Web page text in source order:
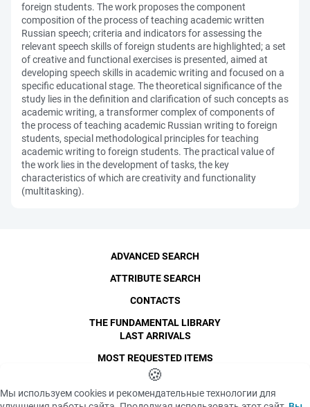
foreign students. The work proposes the component
composition of the process of teaching academic written
Russian speech; criteria and indicators for assessing the
relevant speech skills of foreign students are highlighted; a set
of creative and functional exercises is presented, aimed at
developing speech skills in academic writing and focused on a
specific educational stage. The theoretical significance of the
study lies in the definition and clarification of such concepts as
academic writing, a transformer complex of components of
the process of teaching academic Russian writing to foreign
students, special methodological principles for teaching
academic writing to foreign students. The practical value of
the work lies in the development of tasks, the key
characteristics of which are creativity and functionality
(multitasking).
SPbPU, 1996-2026
Copyright and Personal Data
The photographs are
ADVANCED SEARCH
ATTRIBUTE SEARCH
CONTACTS
THE FUNDAMENTAL LIBRARY
LAST ARRIVALS
MOST REQUESTED ITEMS
🍪
Мы используем cookies и рекомендательные технологии для